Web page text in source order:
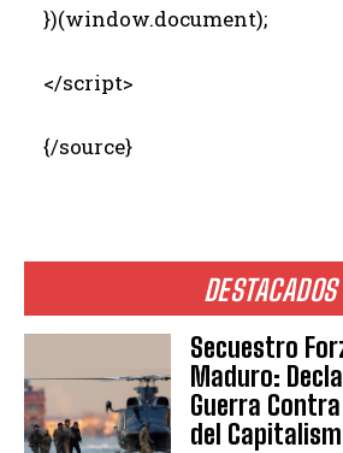
DESTACADOS
Secuestro
Maduro:
Guerra
del
})(window.document);
</script>
{/source}